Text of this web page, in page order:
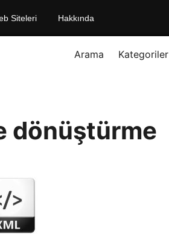
Siteleri Hakkında
Arama Kategoriler
dönüştürme